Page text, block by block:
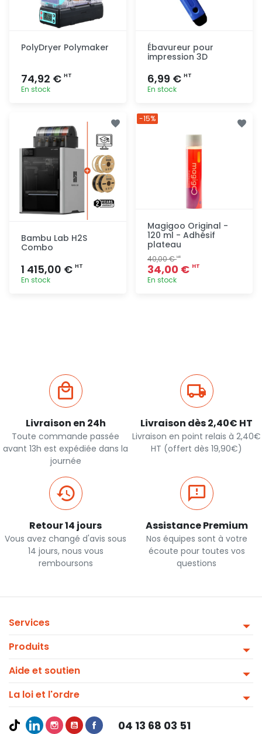
PolyDryer Polymaker
74,92 € HT
En stock
rapide
Ébavureur pour
impression 3D
6,99 € HT
En stock
Bambu Lab H2S
Combo
1 415,00 € HT
En stock
Magigoo Original -
120 ml - Adhésif
plateau
40,00 €HT
34,00 € HT
En stock
-15%
Livraison en 24h
Toute commande passée
avant 13h est expédiée dans la
journée
Livraison dès 2,40€ HT
Livraison en point relais à 2,40€
HT (offert dès 19,90€)
Retour 14 jours
Vous avez changé d'avis sous
14 jours, nous vous
remboursons
Assistance Premium
Nos équipes sont à votre
écoute pour toutes vos
questions
Services
Produits
Aide et soutien
La loi et l'ordre
04 13 68 03 51